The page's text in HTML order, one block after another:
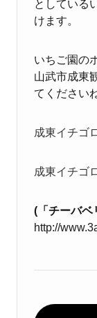
としている
けます。
いちご園の
山武市成東
てください
成東イチゴ
成東イチゴ
(「チーバ
http://